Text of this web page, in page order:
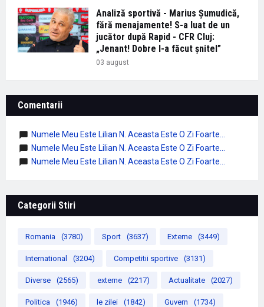
Analiză sportivă - Marius Șumudică,
fără menajamente! S-a luat de un
jucător după Rapid - CFR Cluj:
„Jenant! Dobre l-a făcut șnitel”
03 august
Comentarii
Numele Meu Este Lilian N. Aceasta Este O Zi Foarte...
Numele Meu Este Lilian N. Aceasta Este O Zi Foarte...
Numele Meu Este Lilian N. Aceasta Este O Zi Foarte...
Categorii Stiri
Romania (3780) Sport (3637) Externe (3449)
International (3204) Competitii sportive (3131)
Diverse (2565) externe (2217) Actualitate (2027)
Politica (1946) le zilei (1842) Guvern (1734)